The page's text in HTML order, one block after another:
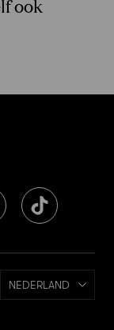
ook
NEDERLAND